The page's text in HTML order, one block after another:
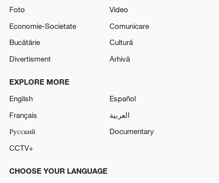
Foto
Video
Economie-Societate
Comunicare
Bucătărie
Cultură
Divertisment
Arhivă
EXPLORE MORE
English
Español
Français
العربية
Русский
Documentary
CCTV+
CHOOSE YOUR LANGUAGE